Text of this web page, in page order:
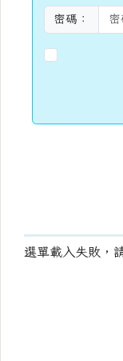
密碼：
選單載入失敗，